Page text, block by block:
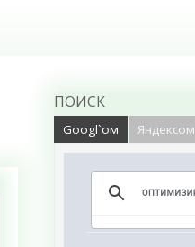
ПОИСК
Googl`ом Яндексом